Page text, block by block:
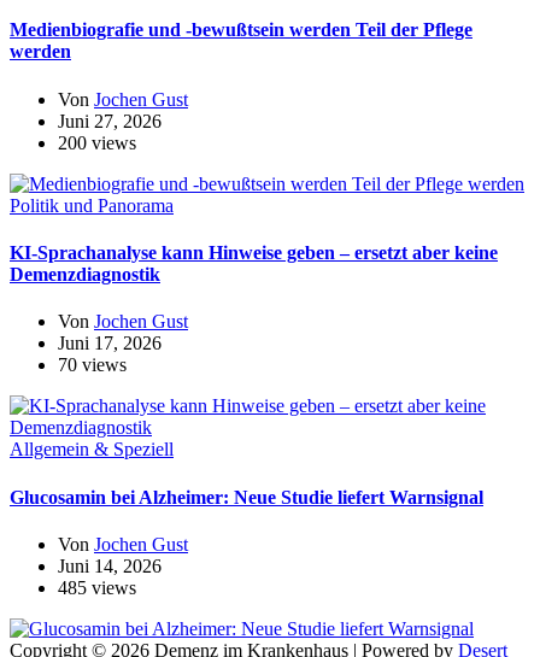
Medienbiografie und -bewußtsein werden Teil der Pflege
werden
Von Jochen Gust
Juni 27, 2026
200 views
Politik und Panorama
KI-Sprachanalyse kann Hinweise geben – ersetzt aber keine
Demenzdiagnostik
Von Jochen Gust
Juni 17, 2026
70 views
Allgemein & Speziell
Glucosamin bei Alzheimer: Neue Studie liefert Warnsignal
Von Jochen Gust
Juni 14, 2026
485 views
Copyright © 2026 Demenz im Krankenhaus | Powered by Desert